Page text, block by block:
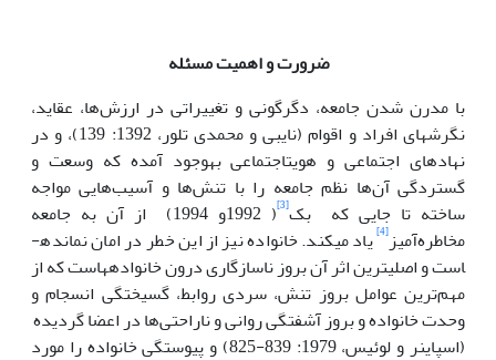
ضرورت و اهمیت مسئله
با مدرن شدن جامعه، دگرگونی و تغییراتی در ارزش‌ها، عقاید،
نگرش­های افراد و اقوام (نایبی و محمدی تلور، 1392: 139)، و در
نهادهای اجتماعی و هویت­اجتماعی به­وجود آمده که وسعت و
گستردگی آن‌ها نظم جامعه را با تنش‌ها و آسیب‌هایی مواجه
ساخته تا جایی که بک[3]
( 1992و 1994) از آن به جامعه
مخاطره‌آمیز[4]یاد می­کند. خانواده نیز از این خطر در امان نمانده­
است و اصلی­ترین اثر آن بروز ناسازگاری درون خانواده­هاست که از
مهم‌ترین عوامل بروز تنش، سردی روابط، گسیختگی انسجام و
وحدت خانواده و بروز آشفتگی روانی و ناراحتی‌ها در اعضا گردیده
(­اسپاینر و لوئیس، 1979: 839-825) و پیوستگی خانواده را مورد